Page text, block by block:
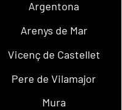
Argentona
Arenys de Mar
Vicenç de Castellet
Pere de Vilamajor
Mura